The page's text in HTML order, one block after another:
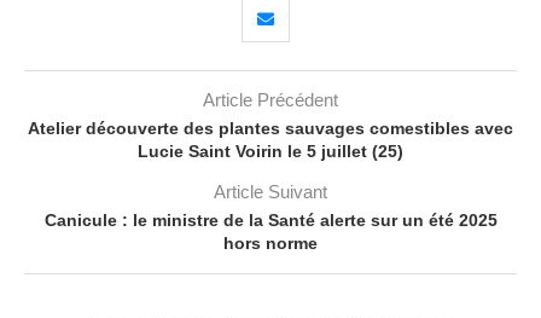
Article Précédent
Atelier découverte des plantes sauvages comestibles avec
Lucie Saint Voirin le 5 juillet (25)
Article Suivant
Canicule : le ministre de la Santé alerte sur un été 2025
hors norme